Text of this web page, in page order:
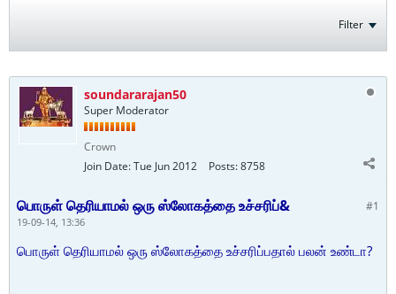
Filter
soundararajan50
Super Moderator
Crown
Join Date:Tue Jun 2012 Posts:8758
#1
பொருள் தெரியாமல் ஒரு ஸ்லோகத்தை உச்சரிப்&
19-09-14, 13:36
பொருள் தெரியாமல் ஒரு ஸ்லோகத்தை உச்சரிப்பதால் பலன் உண்டா?